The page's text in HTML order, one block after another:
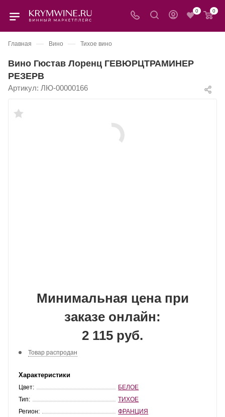
0 0
Главная — Вино — Тихое вино
Вино Гюстав Лоренц ГЕВЮРЦТРАМИНЕР
РЕЗЕРВ
Артикул: ЛЮ-00000166
Минимальная цена при
заказе онлайн:
2 115 руб.
Товар распродан
Характеристики
Цвет:
БЕЛОЕ
Тип:
ТИХОЕ
Регион:
ФРАНЦИЯ